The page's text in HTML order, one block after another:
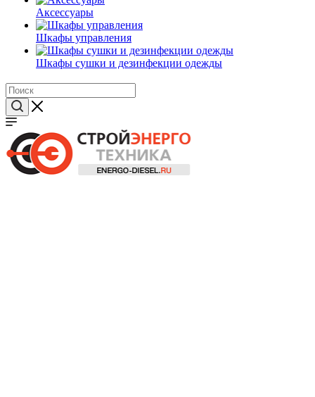
Аксессуары
Шкафы управления
Шкафы сушки и дезинфекции одежды